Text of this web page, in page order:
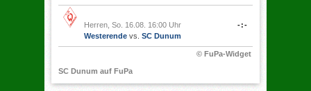
Herren, So. 16.08. 16:00 Uhr
Westerende vs. SC Dunum
-:-
© FuPa-Widget
SC Dunum auf FuPa